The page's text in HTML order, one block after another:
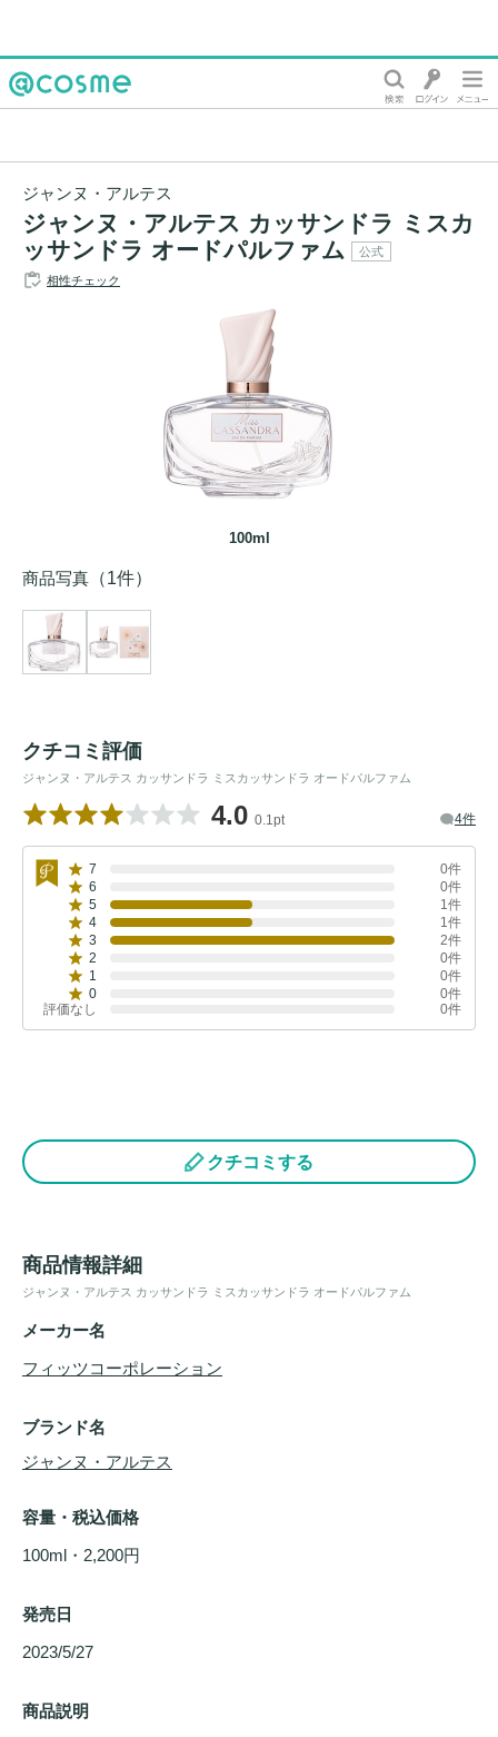
ジャンヌ・アルテス
ジャンヌ・アルテス カッサンドラ ミスカ
ッサンドラ オードパルファム
公式
相性チェック
100ml
商品写真 （1件）
クチコミ評価
ジャンヌ・アルテス カッサンドラ ミスカッサンドラ オードパルファム
4.0 0.1pt 4件
7
0件
6
0件
5
1件
4
1件
3
2件
2
0件
1
0件
0
0件
評価なし
0件
クチコミする
商品情報詳細
ジャンヌ・アルテス カッサンドラ ミスカッサンドラ オードパルファム
メーカー名
フィッツコーポレーション
ブランド名
ジャンヌ・アルテス
容量・税込価格
100ml・2,200円
発売日
2023/5/27
商品説明